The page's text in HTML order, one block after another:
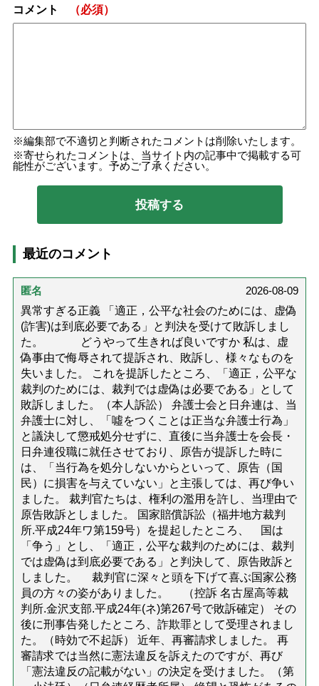
コメント （必須）
編集部で不適切と判断されたコメントは削除いたします。
寄せられたコメントは、当サイト内の記事中で掲載する可
能性がございます。予めご了承ください。
最近のコメント
匿名
2026-08-09
異常すぎる正義 「適正，公平な社会のためには、虚偽
(詐害)は到底必要である」と判決を受けて敗訴しまし
た。 どうやって生きれば良いですか 私は、虚
偽事由で侮辱されて提訴され、敗訴し、様々なものを
失いました。 これを提訴したところ、「適正，公平な
裁判のためには、裁判では虚偽は必要である」として
敗訴しました。（本人訴訟） 弁護士会と日弁連は、当
弁護士に対し、「噓をつくことは正当な弁護士行為」
と議決して懲戒処分せずに、直後に当弁護士を会長・
日弁連役職に就任させており、原告が提訴した時に
は、「当行為を処分しないからといって、原告（国
民）に損害を与えていない」と主張しては、再び争い
ました。 裁判官たちは、権利の濫用を許し、当理由で
原告敗訴としました。 国家賠償訴訟（福井地方裁判
所.平成24年ワ第159号）を提起したところ、 国は
「争う」とし、「適正，公平な裁判のためには、裁判
では虚偽は到底必要である」と判決して、原告敗訴と
しました。 裁判官に深々と頭を下げて喜ぶ国家公務
員の方々の姿がありました。 （控訴 名古屋高等裁
判所.金沢支部.平成24年(ネ)第267号で敗訴確定） その
後に刑事告発したところ、詐欺罪として受理されまし
た。（時効で不起訴） 近年、再審請求しました。 再
審請求では当然に憲法違反を訴えたのですが、再び
「憲法違反の記載がない」の決定を受けました。（第